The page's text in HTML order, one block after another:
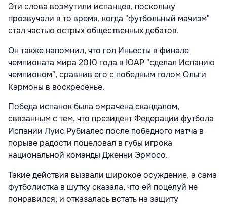
Эти слова возмутили испанцев, поскольку
прозвучали в то время, когда "футбольный мачизм"
стал частью острых общественных дебатов.
Он также напомнил, что гол Иньесты в финале
чемпионата мира 2010 года в ЮАР "сделал Испанию
чемпионом", сравнив его с победным голом Ольги
Кармоны в воскресенье.
Победа испанок была омрачена скандалом,
связанным с тем, что президент Федерации футбола
Испании Луис Рубиалес после победного матча в
порыве радости поцеловал в губы игрока
национальной команды Дженни Эрмосо.
Такие действия вызвали широкое осуждение, а сама
футболистка в шутку сказала, что ей поцелуй не
понравился, и отказалась встать на защиту